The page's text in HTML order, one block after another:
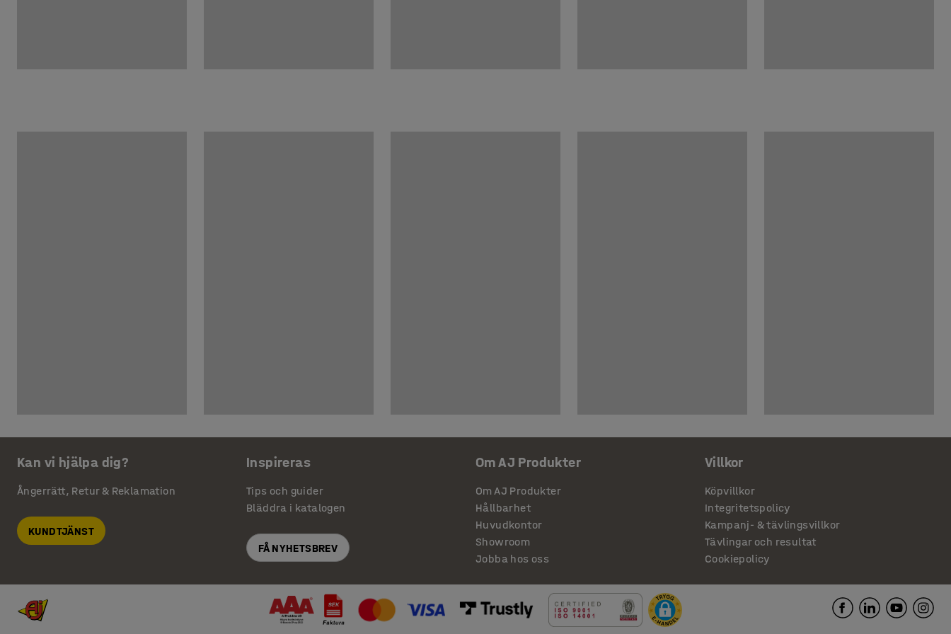
Kan vi hjälpa dig?
Ångerrätt, Retur & Reklamation
KUNDTJÄNST
Inspireras
Tips och guider
Bläddra i katalogen
FÅ NYHETSBREV
Om AJ Produkter
Om AJ Produkter
Hållbarhet
Huvudkontor
Showroom
Jobba hos oss
Villkor
Köpvillkor
Integritetspolicy
Kampanj- & tävlingsvillkor
Tävlingar och resultat
Cookiepolicy